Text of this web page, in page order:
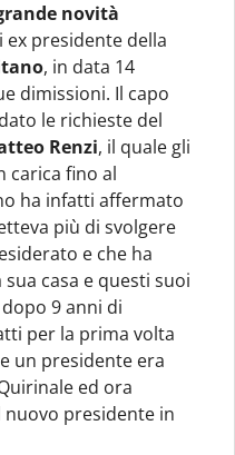
novità
ex presidente della
, in data 14
dimissioni. Il capo
le richieste del
Renzi, il quale gli
carica fino al
ha infatti affermato
più di svolgere
e che ha
casa e questi suoi
9 anni di
per la prima volta
un presidente era
ed ora
presidente in